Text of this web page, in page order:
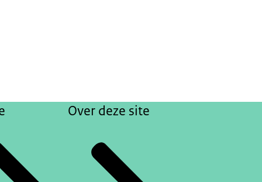
Over deze site